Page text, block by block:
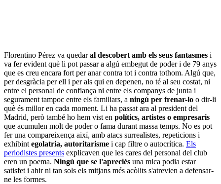
Florentino Pérez va quedaral descobert amb els seus fantasmes i
va fer evident què li pot passar a algú embegut de poder i de 79 anys
que es creu encara fort per anar contra tot i contra tothom. Algú que,
per desgràcia per ell i per als qui en depenen, no té al seu costat, ni
entre el personal de confiança ni entre els companys de junta i
segurament tampoc entre els familiars, a ningú per frenar-lo o dir-li
què és millor en cada moment. Li ha passat ara al president del
Madrid, però també ho hem vist en polítics, artistes o empresaris
que acumulen molt de poder o fama durant massa temps. No es pot
fer una compareixença així, amb atacs surrealistes, repeticions i
exhibint egolatria, autoritarisme i cap filtre o autocrítica. Els
periodistes presents explicaven que les cares del personal del club
eren un poema. Ningú que se l'apreciés una mica podia estar
satisfet i ahir ni tan sols els mitjans més acòlits s'atrevien a defensar-
ne les formes.